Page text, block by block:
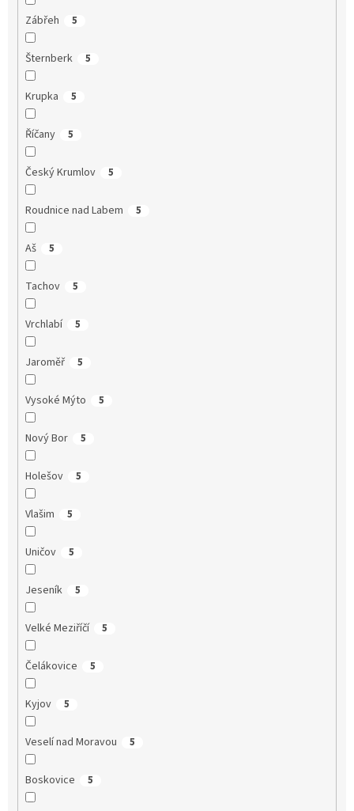
Zábřeh 5
Šternberk 5
Krupka 5
Říčany 5
Český Krumlov 5
Roudnice nad Labem 5
Aš 5
Tachov 5
Vrchlabí 5
Jaroměř 5
Vysoké Mýto 5
Nový Bor 5
Holešov 5
Vlašim 5
Uničov 5
Jeseník 5
Velké Meziříčí 5
Čelákovice 5
Kyjov 5
Veselí nad Moravou 5
Boskovice 5